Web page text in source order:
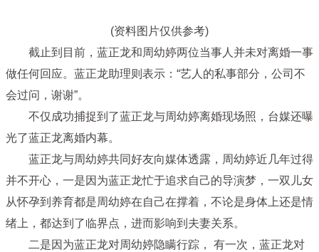
(资料图片仅供参考)
截止到目前，蓝正龙和周幼婷两位当事人并未对离婚一事
做任何回应。蓝正龙助理则表示：“艺人的私事部分，公司不
会过问，谢谢”。
不仅成功捕捉到了蓝正龙与周幼婷离婚现场照，台媒还曝
光了蓝正龙离婚内幕。
蓝正龙与周幼婷共同好友向媒体透露，周幼婷近几年过得
并不开心，一是因为蓝正龙忙于追求自己的导演梦，一双儿女
从怀孕到养育都是周幼婷在自己在撑着，不论是身体上还是情
绪上，都达到了临界点，进而影响到夫妻关系。
二是因为蓝正龙对周幼婷隐瞒行踪， 有一次，蓝正龙对